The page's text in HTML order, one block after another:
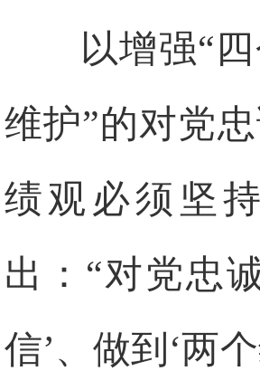
以增强“
维护”的对党
绩观必须坚
出：“对党忠
信’、做到‘两